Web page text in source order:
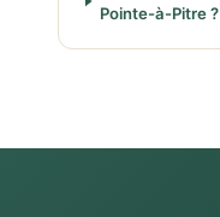
Pointe-à-Pitre ?